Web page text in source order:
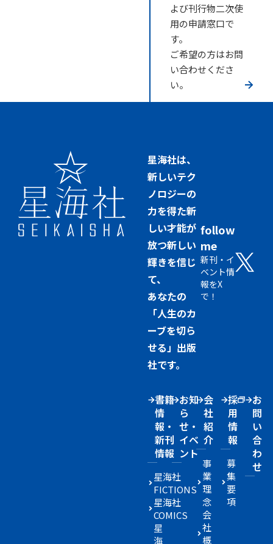
よび刊行物二次使
用の申請窓口で
す。
ご希望の方はお問
い合わせくださ
い。
星海社は、
新しいテク
ノロジーの
力を得た新
しい才能が
放つ新しい
輝きを信じ
て、
あなたの
「人生のカ
ーブを切ら
せる」出版
社です。
follow
me
新刊・イ
ベント情
報をX
で！
書籍
情
報・
新刊
情報
星海社
FICTIONS
星海社
COMICS
星
海
お知
ら
せ・
イベ
ント
会
社
紹
介
事
業
理
念
会
社
概
採
用
情
報
募
集
要
項
お
問
い
合
わ
せ